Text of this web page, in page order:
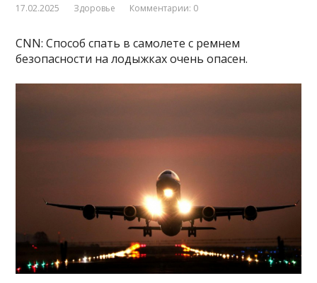
17.02.2025 Здоровье Комментарии: 0
CNN: Способ спать в самолете с ремнем
безопасности на лодыжках очень опасен.